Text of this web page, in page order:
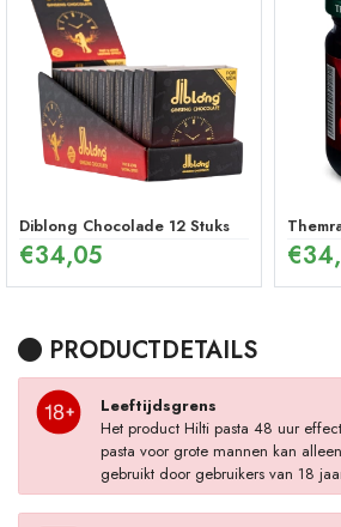
Diblong Chocolade 12 Stuks
€34,05 €
PRODUCTDETAILS
Leeftijdsgrens
Het product Hilti pasta 48 uur
pasta voor grote mannen kan
gebruikt door gebruikers van 18